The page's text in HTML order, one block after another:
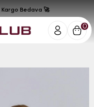
0
Bedava 🚀